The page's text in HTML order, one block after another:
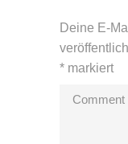
Deine E-
* markiert